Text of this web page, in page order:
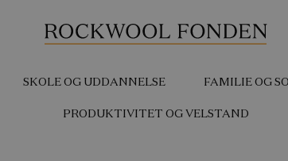
SKOLE OG UDDANNELSE FAMILIE OG
PRODUKTIVITET OG VELSTAND